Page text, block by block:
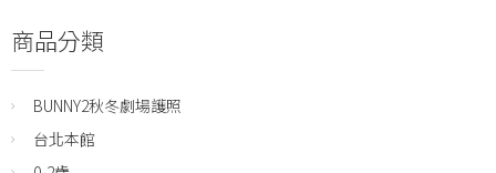
商品分類
BUNNY2秋冬劇場護照
台北本館